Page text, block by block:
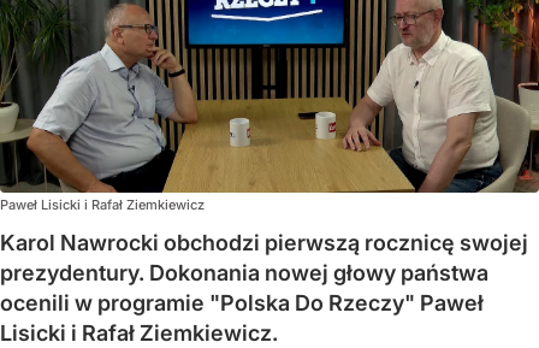
Paweł Lisicki i Rafał Ziemkiewicz
Karol Nawrocki obchodzi pierwszą rocznicę swojej
prezydentury. Dokonania nowej głowy państwa
ocenili w programie "Polska Do Rzeczy" Paweł
Lisicki i Rafał Ziemkiewicz.